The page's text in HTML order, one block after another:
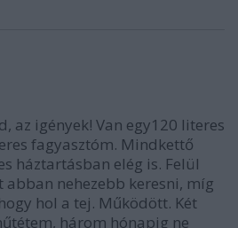
az igények! Van egy120 literes
fagyasztóm. Mindkettő
háztartásban elég is. Felül
abban nehezebb keresni, míg
hol a tej. Működött. Két
három hónapig ne